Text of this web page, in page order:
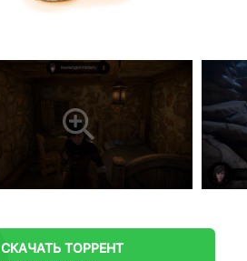
СКАЧАТЬ ТОРРЕНТ